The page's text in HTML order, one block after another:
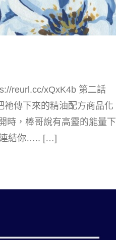
reurl.cc/xQxK4b 第二話
祂傳下來的精油配方商品化
時，棒哥說有高靈的能量下
連結你….. […]